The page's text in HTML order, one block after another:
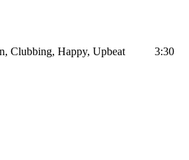
Clubbing, Happy, Upbeat 3:30